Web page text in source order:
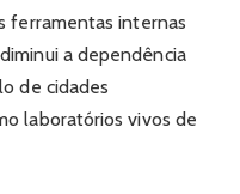
ferramentas internas
a dependência
de cidades
laboratórios vivos de